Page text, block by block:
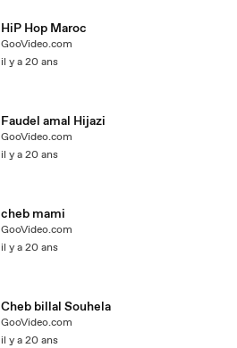
HiP Hop Maroc
GooVideo.com
il y a 20 ans
Faudel amal Hijazi
GooVideo.com
il y a 20 ans
cheb mami
GooVideo.com
il y a 20 ans
Cheb billal Souhela
GooVideo.com
il y a 20 ans